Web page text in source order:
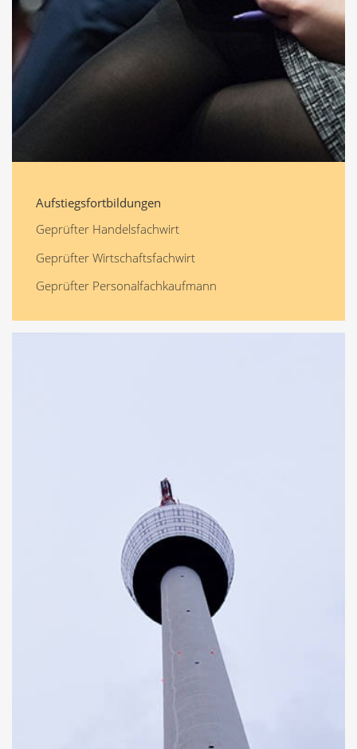
Aufstiegsfortbildungen
Geprüfter Handelsfachwirt
Geprüfter Wirtschaftsfachwirt
Geprüfter Personalfachkaufmann